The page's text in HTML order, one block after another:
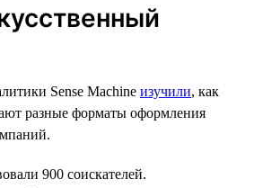
Sense Machine изучили, как
разные форматы оформления
900 соискателей.